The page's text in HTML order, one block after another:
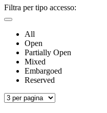
Filtra per tipo accesso:
All
Open
Partially Open
Mixed
Embargoed
Reserved